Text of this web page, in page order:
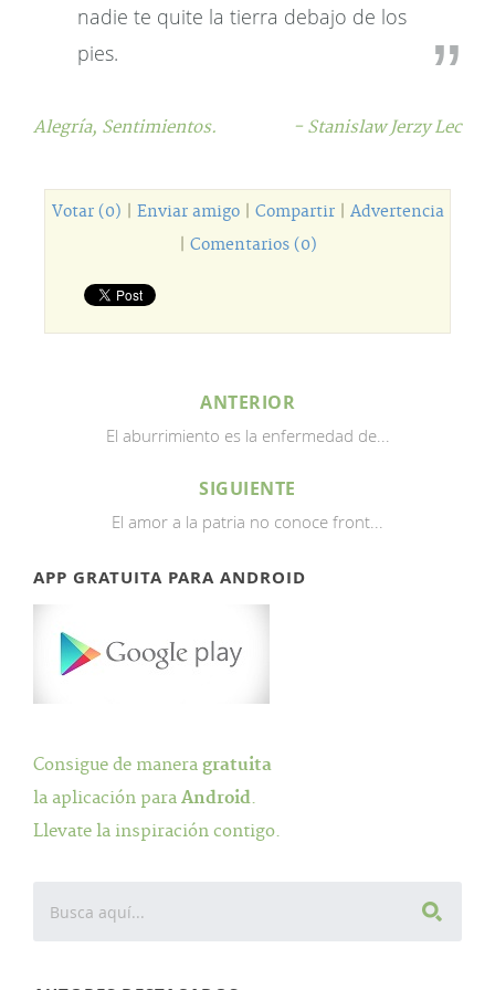
nadie te quite la tierra debajo de los
pies.
Alegría, Sentimientos. - Stanislaw Jerzy Lec
Votar (0) Enviar amigo| Compartir| Advertencia
Comentarios (0)
ANTERIOR
El aburrimiento es la enfermedad de...
SIGUIENTE
El amor a la patria no conoce front...
APP GRATUITA PARA ANDROID
Consigue de manera gratuita
la aplicación para Android.
Llevate la inspiración contigo.